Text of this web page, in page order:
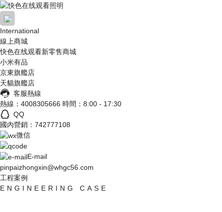
91快色视频照明
快色视频成人APP下载照明
招商加盟
服務中心
了解快色在线观看
工程中心
International
線上商城
快色在线观看新零售商城
小米有品
京東旗艦店
天貓旗艦店
客服熱線
熱線：4008305666 時間：8:00 - 17:30
QQ
國內營銷：742777108
微信
E-mail
pinpaizhongxin@whgc56.com
工程案例
ENGINEERING CASE